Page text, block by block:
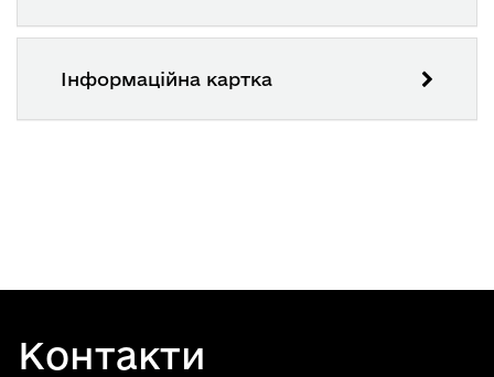
Інформаційна картка
Контакти